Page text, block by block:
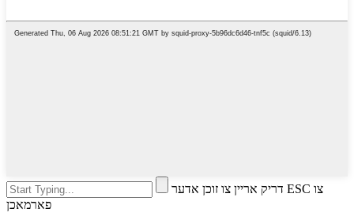
דריק אריין צו זוכן אדער ESC צו
פארמאכן